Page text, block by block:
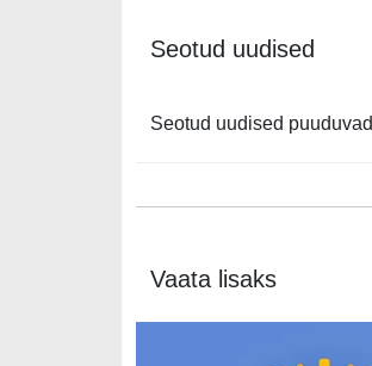
Seotud uudised
Seotud uudised puuduvad
Vaata lisaks